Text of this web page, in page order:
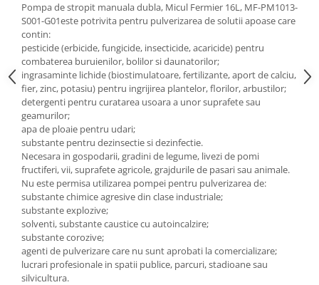
Pompa de stropit manuala dubla, Micul Fermier 16L, MF-PM1013-
S001-G01este potrivita pentru pulverizarea de solutii apoase care
contin:
pesticide (erbicide, fungicide, insecticide, acaricide) pentru
combaterea buruienilor, bolilor si daunatorilor;
ingrasaminte lichide (biostimulatoare, fertilizante, aport de calciu,
fier, zinc, potasiu) pentru ingrijirea plantelor, florilor, arbustilor;
detergenti pentru curatarea usoara a unor suprafete sau
geamurilor;
apa de ploaie pentru udari;
substante pentru dezinsectie si dezinfectie.
Necesara in gospodarii, gradini de legume, livezi de pomi
fructiferi, vii, suprafete agricole, grajdurile de pasari sau animale.
Nu este permisa utilizarea pompei pentru pulverizarea de:
substante chimice agresive din clase industriale;
substante explozive;
solventi, substante caustice cu autoincalzire;
substante corozive;
agenti de pulverizare care nu sunt aprobati la comercializare;
lucrari profesionale in spatii publice, parcuri, stadioane sau
silvicultura.